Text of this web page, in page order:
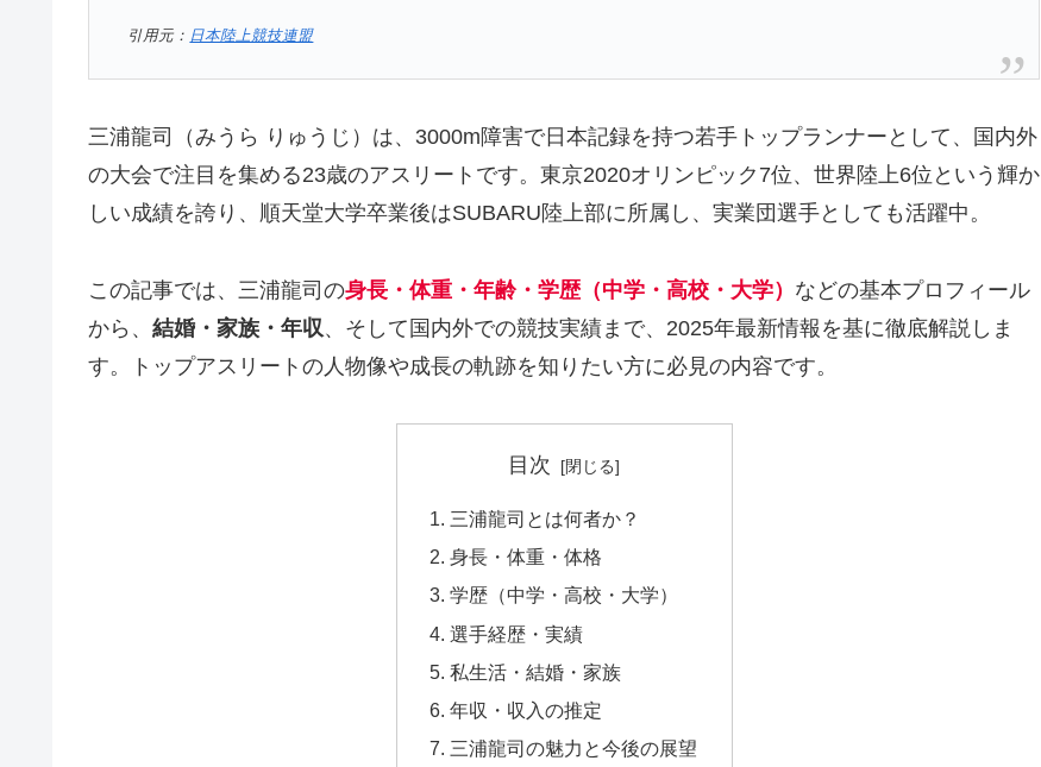
引用元： 日本陸上競技連盟
三浦龍司（みうら りゅうじ）は、3000m障害で日本記録を持つ若手トップランナーとして、国内外
の大会で注目を集める23歳のアスリートです。東京2020オリンピック7位、世界陸上6位という輝か
しい成績を誇り、順天堂大学卒業後はSUBARU陸上部に所属し、実業団選手としても活躍中。
この記事では、三浦龍司の身長・体重・年齢・学歴（中学・高校・大学） などの基本プロフィール
から、 結婚・家族・年収 、そして国内外での競技実績まで、2025年最新情報を基に徹底解説しま
す。トップアスリートの人物像や成長の軌跡を知りたい方に必見の内容です。
目次
三浦龍司とは何者か？
身長・体重・体格
学歴（中学・高校・大学）
選手経歴・実績
私生活・結婚・家族
年収・収入の推定
三浦龍司の魅力と今後の展望